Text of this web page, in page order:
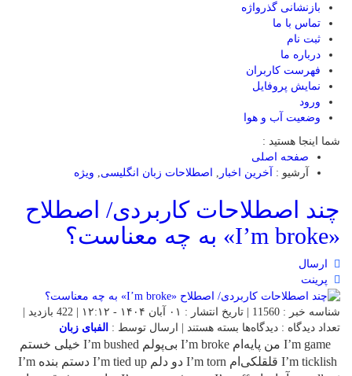
بازنشانی گذرواژه
تماس با ما
ثبت نام
درباره ما
فهرست کاربران
نمایش پروفایل
ورود
وضعیت آب و هوا
شما اینجا هستید :
صفحه اصلی
آرشیو :
آخرین اخبار اصطلاحات زبان انگلیسی ویژه
چند اصطلاحات کاربردی/ اصطلاح
«I’m broke» به چه معناست؟
ارسال
پرینت
شناسه خبر : 11560 | تاریخ انتشار : ۰۱ آبان ۱۴۰۴ - ۱۲:۱۲ | 422 بازدید |
تعداد دیدگاه : دیدگاه‌ها برای
چند
اصطلاحات
بسته هستند | ارسال توسط : الفبای زبان
I’m game من پایه‌ام I’m broke بی‌پولم I’m bushed خیلی خستم
I’m ticklish قلقلکی‌ام I’m torn دو دلم I’m tied up دستم بنده I’m